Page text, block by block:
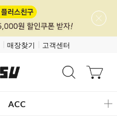
매장찾기 고객센터
ACC